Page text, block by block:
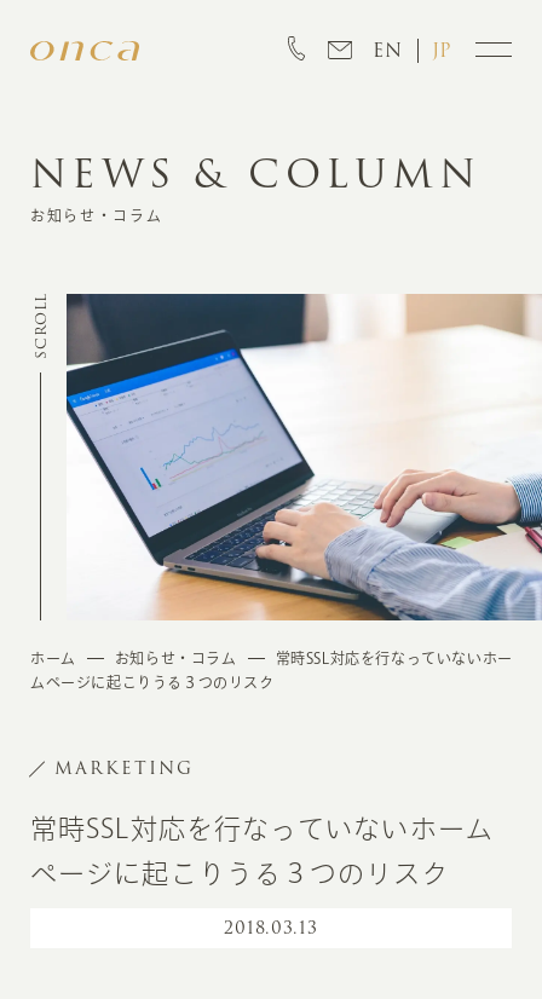
EN JP
INFORMATION
CREATION
MARKETING
NEWS & COLUMN
お知らせ・コラム
SCROLL
ホーム お知らせ・コラム
常時SSL対応を行なっていないホー
ムページに起こりうる３つのリスク
MARKETING
常時SSL対応を行なっていないホーム
ページに起こりうる３つのリスク
2018.03.13